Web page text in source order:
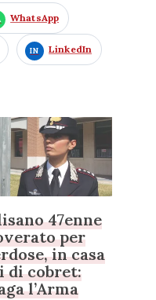
WhatsApp
LinkedIn
47enne
per
in casa
di cobret:
l’Arma